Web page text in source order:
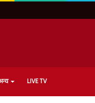
LIVE TV